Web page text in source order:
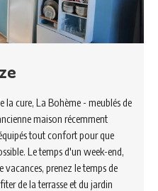
la cure, La Bohème - meublés de
maison récemment
tout confort pour que
Le temps d'un week-end,
prenez le temps de
de la terrasse et du jardin